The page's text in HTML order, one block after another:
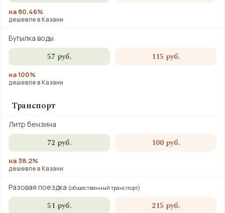
на 80.46%
дешевле в Казани
Бутылка воды
57 руб. 115 руб.
на 100%
дешевле в Казани
Транспорт
Литр бензина
72 руб. 100 руб.
на 38.2%
дешевле в Казани
Разовая поездка (общественный транспорт)
51 руб. 215 руб.